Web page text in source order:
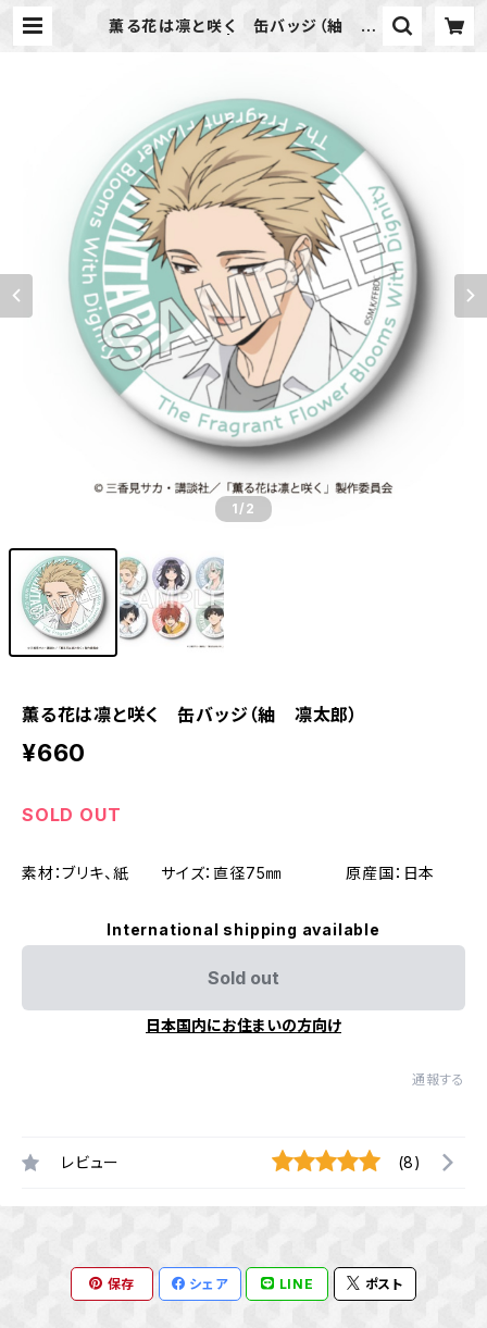
薫る花は凛と咲く 缶バッジ（紬 凛
1/2
薫る花は凛と咲く 缶バッジ（紬 凛太郎）
¥660
SOLD OUT
素材：ブリキ、紙 サイズ：直径75㎜ 原産国：日本
International shipping available
Sold out
日本国内にお住まいの方向け
通報する
レビュー (8)
保存 シェア LINE ポスト